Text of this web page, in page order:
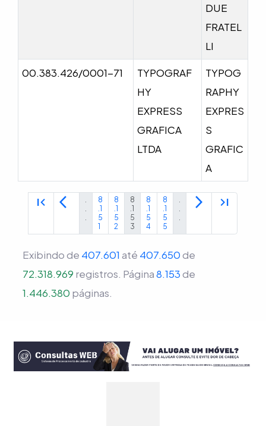
DUE
FRATEL
LI
00.383.426/0001-71
TYPOGRAF
HY
EXPRESS
GRAFICA
LTDA
TYPOG
RAPHY
EXPRES
S
GRAFIC
A
first_page arrow_back_ios
.
.
.
8
.1
5
1
8
.1
5
2
8
.1
5
3
8
.1
5
4
8
.1
5
5
.
.
.
arrow_forward_ios last_page
Exibindo de 407.601 até 407.650de
72.318.969 registros. Página8.153de
1.446.380 páginas.